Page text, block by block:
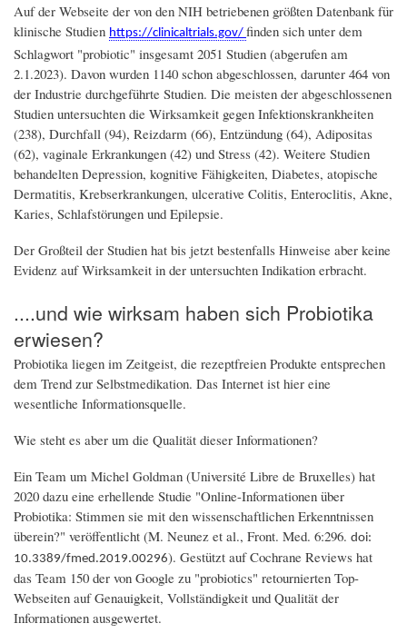
Auf der Webseite der von den NIH betriebenen größten Datenbank für
klinische Studien https://clinicaltrials.gov/ finden sich unter dem
Schlagwort "probiotic" insgesamt 2051 Studien (abgerufen am
2.1.2023). Davon wurden 1140 schon abgeschlossen, darunter 464 von
der Industrie durchgeführte Studien. Die meisten der abgeschlossenen
Studien untersuchten die Wirksamkeit gegen Infektionskrankheiten
(238), Durchfall (94), Reizdarm (66), Entzündung (64), Adipositas
(62), vaginale Erkrankungen (42) und Stress (42). Weitere Studien
behandelten Depression, kognitive Fähigkeiten, Diabetes, atopische
Dermatitis, Krebserkrankungen, ulcerative Colitis, Enteroclitis, Akne,
Karies, Schlafstörungen und Epilepsie.
Der Großteil der Studien hat bis jetzt bestenfalls Hinweise aber keine
Evidenz auf Wirksamkeit in der untersuchten Indikation erbracht.
....und wie wirksam haben sich Probiotika
erwiesen?
Probiotika liegen im Zeitgeist, die rezeptfreien Produkte entsprechen
dem Trend zur Selbstmedikation. Das Internet ist hier eine
wesentliche Informationsquelle.
Wie steht es aber um die Qualität dieser Informationen?
Ein Team um Michel Goldman (Université Libre de Bruxelles) hat
2020 dazu eine erhellende Studie "Online-Informationen über
Probiotika: Stimmen sie mit den wissenschaftlichen Erkenntnissen
überein?" veröffentlicht (M. Neunez et al., Front. Med. 6:296. doi:
10.3389/fmed.2019.00296). Gestützt auf Cochrane Reviews hat
das Team 150 der von Google zu "probiotics" retournierten Top-
Webseiten auf Genauigkeit, Vollständigkeit und Qualität der
Informationen ausgewertet.